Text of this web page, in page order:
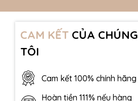
CAM KẾTCỦA CHÚNG
TÔI
Cam kết 100% chính hãng
Hoàn tiền 111% nếu hàng